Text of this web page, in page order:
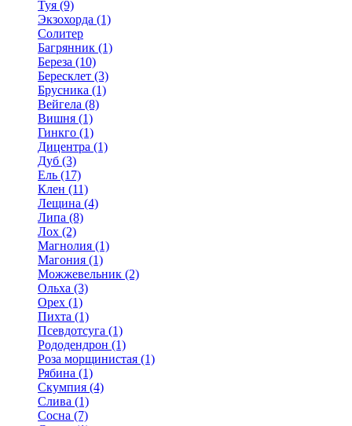
Туя (9)
Экзохорда (1)
Солитер
Багрянник (1)
Береза (10)
Бересклет (3)
Брусника (1)
Вейгела (8)
Вишня (1)
Гинкго (1)
Дицентра (1)
Дуб (3)
Ель (17)
Клен (11)
Лещина (4)
Липа (8)
Лох (2)
Магнолия (1)
Магония (1)
Можжевельник (2)
Ольха (3)
Орех (1)
Пихта (1)
Псевдотсуга (1)
Рододендрон (1)
Роза морщинистая (1)
Рябина (1)
Скумпия (4)
Слива (1)
Сосна (7)